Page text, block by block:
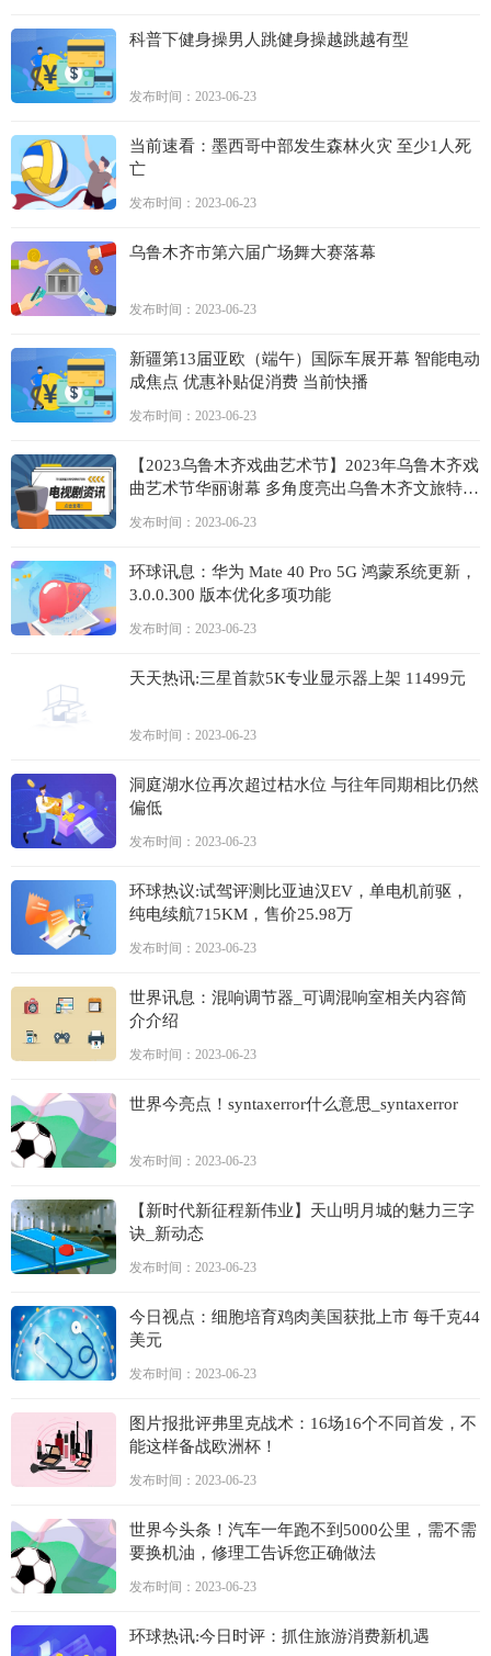
科普下健身操男人跳健身操越跳越有型
发布时间：2023-06-23
当前速看：墨西哥中部发生森林火灾 至少1人死
亡
发布时间：2023-06-23
乌鲁木齐市第六届广场舞大赛落幕
发布时间：2023-06-23
新疆第13届亚欧（端午）国际车展开幕 智能电动
成焦点 优惠补贴促消费 当前快播
发布时间：2023-06-23
【2023乌鲁木齐戏曲艺术节】2023年乌鲁木齐戏
曲艺术节华丽谢幕 多角度亮出乌鲁木齐文旅特
色，压轴大戏展现传统艺术创新的无限可能|世界
快播报
发布时间：2023-06-23
环球讯息：华为 Mate 40 Pro 5G 鸿蒙系统更新，
3.0.0.300 版本优化多项功能
发布时间：2023-06-23
天天热讯:三星首款5K专业显示器上架 11499元
发布时间：2023-06-23
洞庭湖水位再次超过枯水位 与往年同期相比仍然
偏低
发布时间：2023-06-23
环球热议:试驾评测比亚迪汉EV，单电机前驱，
纯电续航715KM，售价25.98万
发布时间：2023-06-23
世界讯息：混响调节器_可调混响室相关内容简
介介绍
发布时间：2023-06-23
世界今亮点！syntaxerror什么意思_syntaxerror
发布时间：2023-06-23
【新时代新征程新伟业】天山明月城的魅力三字
诀_新动态
发布时间：2023-06-23
今日视点：细胞培育鸡肉美国获批上市 每千克44
美元
发布时间：2023-06-23
图片报批评弗里克战术：16场16个不同首发，不
能这样备战欧洲杯！
发布时间：2023-06-23
世界今头条！汽车一年跑不到5000公里，需不需
要换机油，修理工告诉您正确做法
发布时间：2023-06-23
环球热讯:今日时评：抓住旅游消费新机遇